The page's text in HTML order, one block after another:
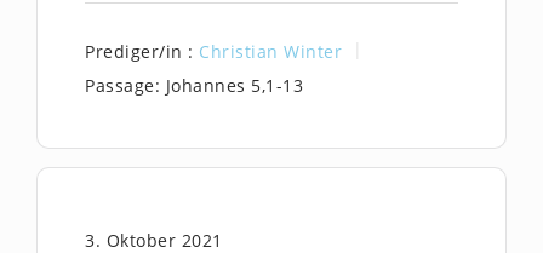
Prediger/in : Christian Winter
Passage: Johannes 5,1-13
3. Oktober 2021